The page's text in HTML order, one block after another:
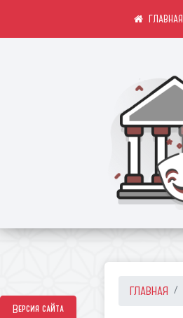
Версия сайта
ГЛАВНАЯ